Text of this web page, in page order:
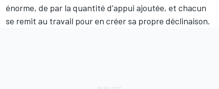
énorme, de par la quantité d'appui ajoutée, et chacun
se remit au travail pour en créer sa propre déclinaison.